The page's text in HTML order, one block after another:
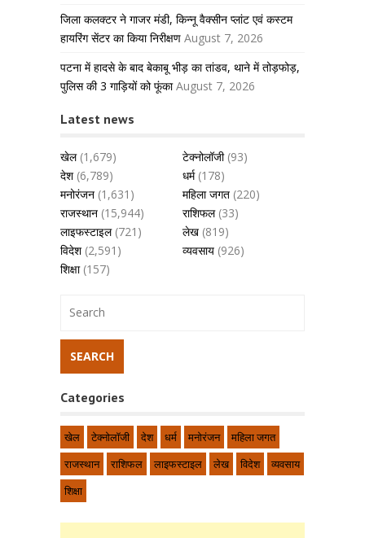
जिला कलक्टर ने गाजर मंडी, किन्नू वैक्सीन प्लांट एवं कस्टम
हायरिंग सेंटर का किया निरीक्षण August 7, 2026
पटना में हादसे के बाद बेकाबू भीड़ का तांडव, थाने में तोड़फोड़,
पुलिस की 3 गाड़ियों को फूंका August 7, 2026
Latest news
खेल(1,679) टेक्नोलॉजी(93)
देश(6,789) धर्म(178)
मनोरंजन (1,631) महिला जगत (220)
राजस्थान (15,944) राशिफल(33)
लाइफस्टाइल(721) लेख (819)
विदेश(2,591) व्यवसाय (926)
शिक्षा(157)
Categories
खेल टेक्नोलॉजी देश धर्म मनोरंजन
महिला जगत
राजस्थान
राशिफल लाइफस्टाइल लेख विदेश
व्यवसाय
शिक्षा